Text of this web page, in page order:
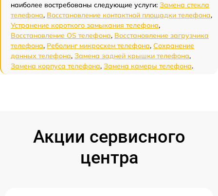
наиболее востребованы следующие услуги: Замена стекла
телефона, Восстановление контактной площадки телефона,
Устранение короткого замыкания телефона,
Восстановление OS телефона, Восстановление загрузчика
телефона, Реболинг микросхем телефона, Сохранение
данных телефона, Замена задней крышки телефона,
Замена корпуса телефона, Замена камеры телефона.
Акции сервисного
центра